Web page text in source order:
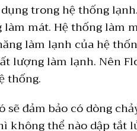
trong hệ thống
mát. Hệ thống làm
làm lạnh của hệ
lượng làm lạnh. Nên
thống.
đảm bảo có dòng
không thể nào dập tắt